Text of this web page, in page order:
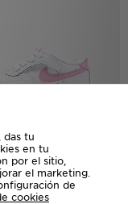
1 Low Infant
Descuento 33%
das tu
en tu
por el sitio,
el marketing.
de
cookies